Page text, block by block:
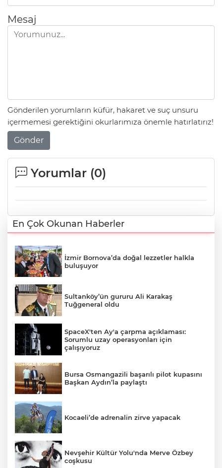
Mesaj
Gönderilen yorumların küfür, hakaret ve suç unsuru
içermemesi gerektiğini okurlarımıza önemle hatırlatırız!
Gönder
Yorumlar (0)
En Çok Okunan Haberler
İzmir Bornova’da doğal lezzetler halkla
buluşuyor
Sultanköy’ün gururu Ali Karakaş
Tuğgeneral oldu
SpaceX'ten Ay'a çarpma açıklaması:
Sorumlu uzay operasyonları için
çalışıyoruz
Bursa Osmangazili başarılı pilot kupasını
Başkan Aydın’la paylaştı
Kocaeli’de adrenalin zirve yapacak
Nevşehir Kültür Yolu'nda Merve Özbey
coşkusu